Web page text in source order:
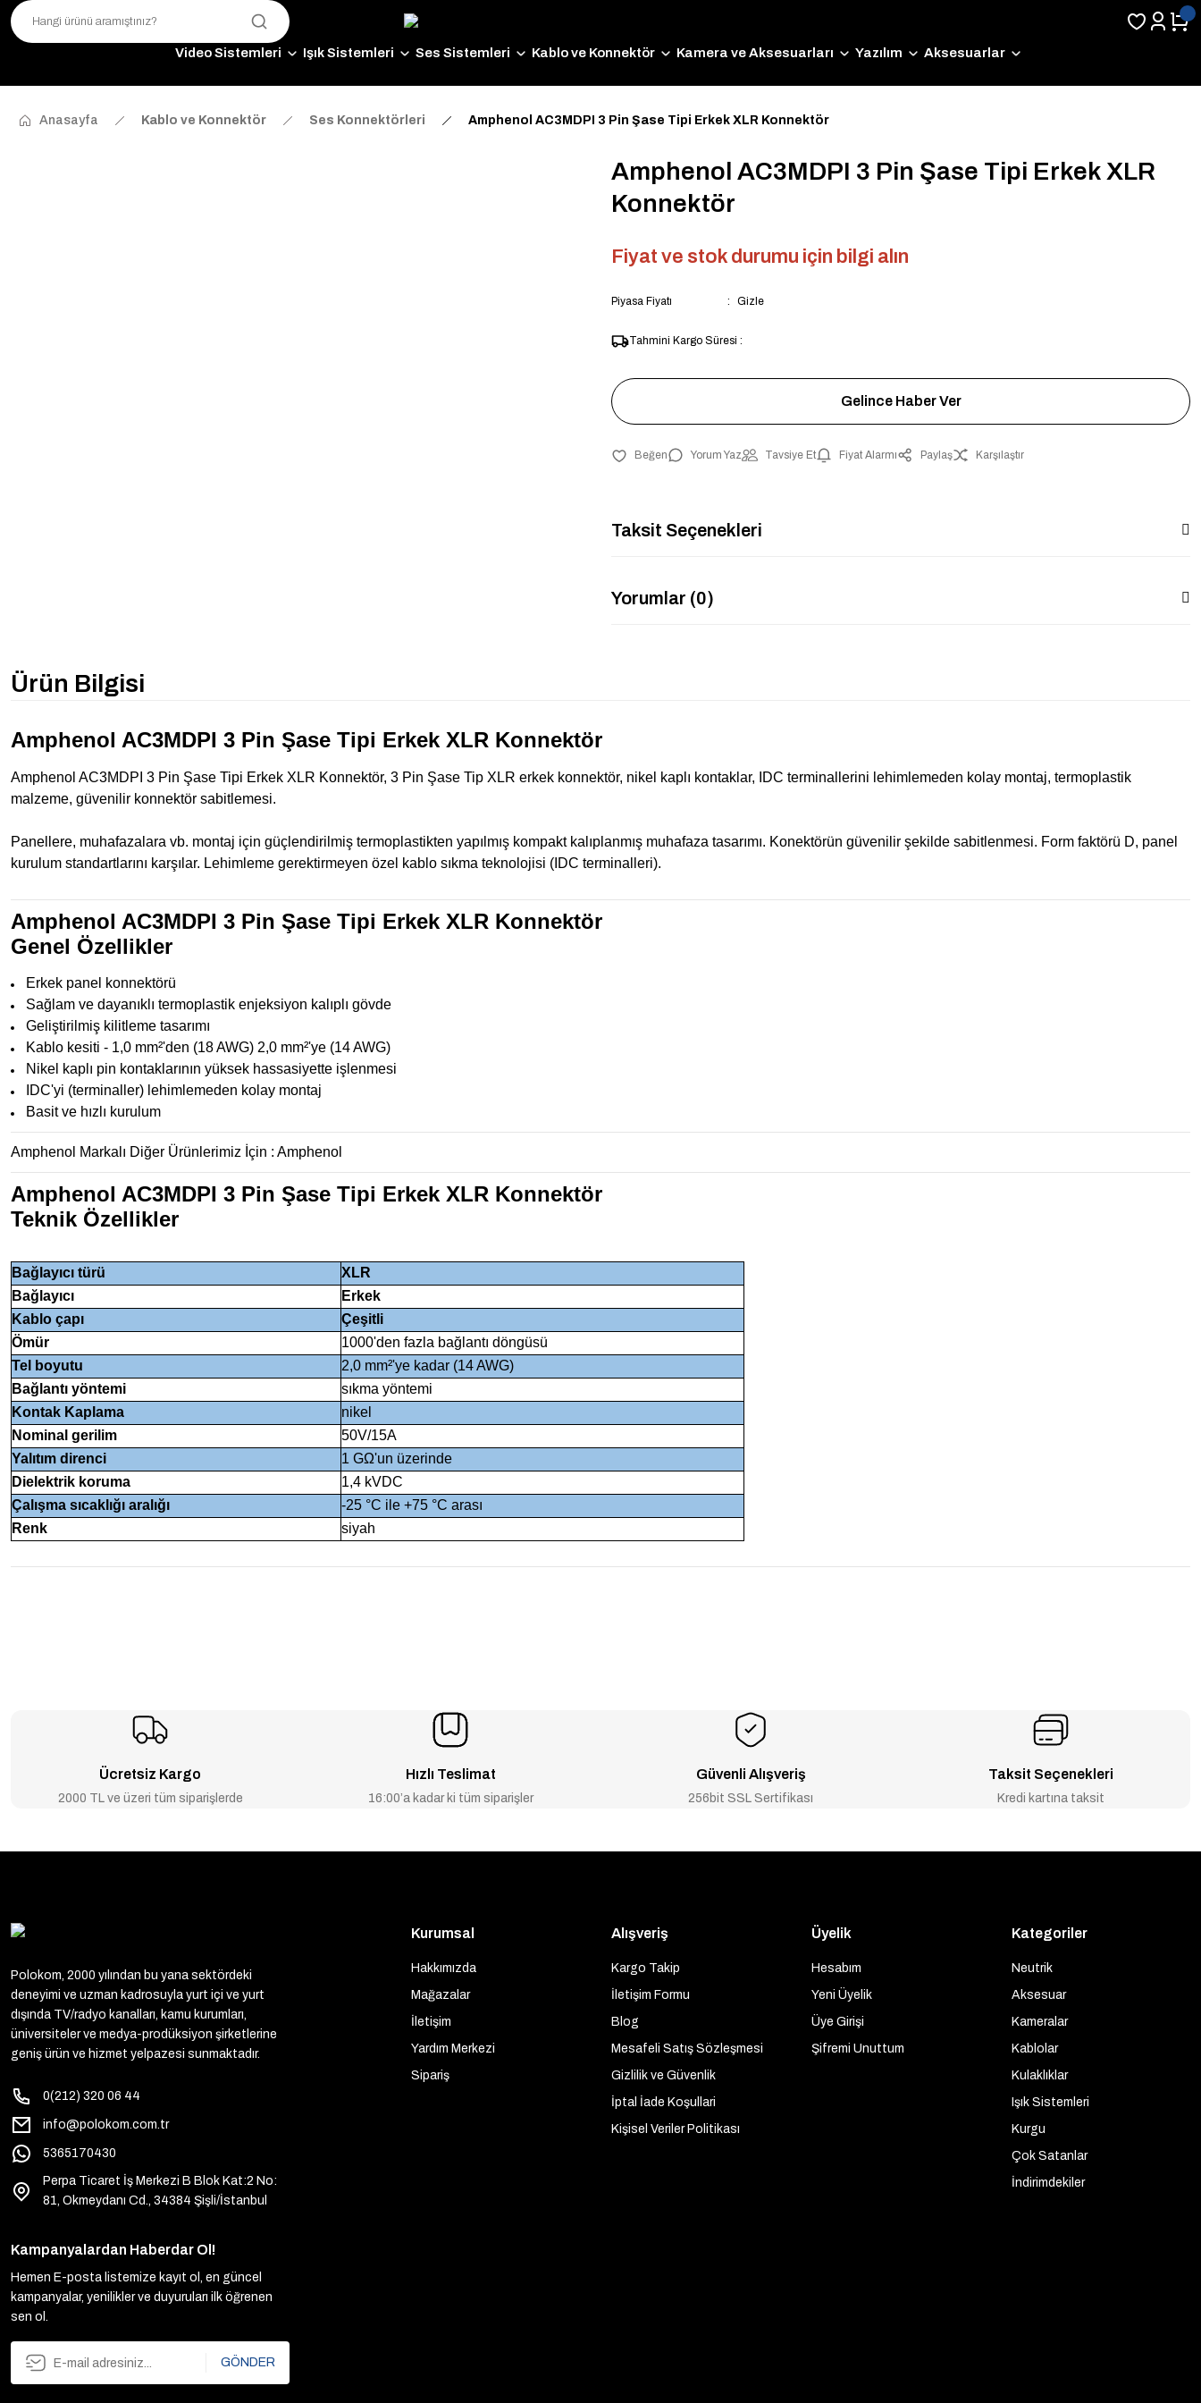
Video Sistemleri Işık Sistemleri Ses Sistemleri Kablo ve Konnektör Kamera ve Aksesuarları Yazılım Aksesuarlar
Anasayfa Kablo ve Konnektör Ses Konnektörleri Amphenol AC3MDPI 3 Pin Şase Tipi Erkek XLR Konnektör
Amphenol AC3MDPI 3 Pin Şase Tipi Erkek XLR
Konnektör
Fiyat ve stok durumu için bilgi alın
Piyasa Fiyatı Gizle
Tahmini Kargo Süresi :
Gelince Haber Ver
Yorum Yaz Tavsiye Et Fiyat Alarmı Paylaş Karşılaştır
Taksit Seçenekleri
Yorumlar (0)
Ürün Bilgisi
Amphenol AC3MDPI 3 Pin Şase Tipi Erkek XLR Konnektör
Amphenol AC3MDPI 3 Pin Şase Tipi Erkek XLR Konnektör, 3 Pin Şase Tip XLR erkek konnektör, nikel kaplı kontaklar, IDC terminallerini lehimlemeden kolay montaj, termoplastik
malzeme, güvenilir konnektör sabitlemesi.
Panellere, muhafazalara vb. montaj için güçlendirilmiş termoplastikten yapılmış kompakt kalıplanmış muhafaza tasarımı. Konektörün güvenilir şekilde sabitlenmesi. Form faktörü D, panel
kurulum standartlarını karşılar. Lehimleme gerektirmeyen özel kablo sıkma teknolojisi (IDC terminalleri).
Amphenol AC3MDPI 3 Pin Şase Tipi Erkek XLR Konnektör
Genel Özellikler
Erkek panel konnektörü
Sağlam ve dayanıklı termoplastik enjeksiyon kalıplı gövde
Geliştirilmiş kilitleme tasarımı
Kablo kesiti - 1,0 mm²'den (18 AWG) 2,0 mm²'ye (14 AWG)
Nikel kaplı pin kontaklarının yüksek hassasiyette işlenmesi
IDC'yi (terminaller) lehimlemeden kolay montaj
Basit ve hızlı kurulum
Amphenol Markalı Diğer Ürünlerimiz İçin : Amphenol
Amphenol AC3MDPI 3 Pin Şase Tipi Erkek XLR Konnektör
Teknik Özellikler
Bağlayıcı türü
XLR
Bağlayıcı
Erkek
Kablo çapı
Çeşitli
Ömür
1000'den fazla bağlantı döngüsü
Tel boyutu
2,0 mm²'ye kadar (14 AWG)
Bağlantı yöntemi
sıkma yöntemi
Kontak Kaplama
nikel
Nominal gerilim
50V/15A
Yalıtım direnci
1 GΩ'un üzerinde
Dielektrik koruma
1,4 kVDC
Çalışma sıcaklığı aralığı
-25 °C ile +75 °C arası
Renk
siyah
Ücretsiz Kargo
2000 TL ve üzeri tüm siparişlerde
Hızlı Teslimat
16:00’a kadar ki tüm siparişler
Güvenli Alışveriş
256bit SSL Sertifikası
Taksit Seçenekleri
Kredi kartına taksit
Polokom, 2000 yılından bu yana sektördeki
deneyimi ve uzman kadrosuyla yurt içi ve yurt
dışında TV/radyo kanalları, kamu kurumları,
üniversiteler ve medya-prodüksiyon şirketlerine
geniş ürün ve hizmet yelpazesi sunmaktadır.
0(212) 320 06 44
info@polokom.com.tr
5365170430
Perpa Ticaret İş Merkezi B Blok Kat:2 No:
81, Okmeydanı Cd., 34384 Şişli/İstanbul
Kurumsal
Hakkımızda
Mağazalar
İletişim
Yardım Merkezi
Sipariş
Alışveriş
Kargo Takip
İletişim Formu
Blog
Mesafeli Satış Sözleşmesi
Gizlilik ve Güvenlik
İptal İade Koşullari
Kişisel Veriler Politikası
Üyelik
Hesabım
Yeni Üyelik
Üye Girişi
Şifremi Unuttum
Kategoriler
Neutrik
Aksesuar
Kameralar
Kablolar
Kulaklıklar
Işık Sistemleri
Kurgu
Çok Satanlar
İndirimdekiler
Kampanyalardan Haberdar Ol!
Hemen E-posta listemize kayıt ol, en güncel
kampanyalar, yenilikler ve duyuruları ilk öğrenen
sen ol.
GÖNDER